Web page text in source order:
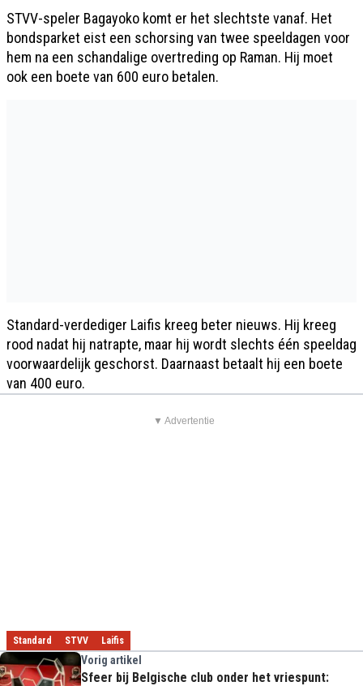
STVV-speler Bagayoko komt er het slechtste vanaf. Het
bondsparket eist een schorsing van twee speeldagen voor
hem na een schandalige overtreding op Raman. Hij moet
ook een boete van 600 euro betalen.
Standard-verdediger Laifis kreeg beter nieuws. Hij kreeg
rood nadat hij natrapte, maar hij wordt slechts één speeldag
voorwaardelijk geschorst. Daarnaast betaalt hij een boete
van 400 euro.
▼ Advertentie
Standard STVV Laifis
Vorig artikel
Sfeer bij Belgische club onder het vriespunt: